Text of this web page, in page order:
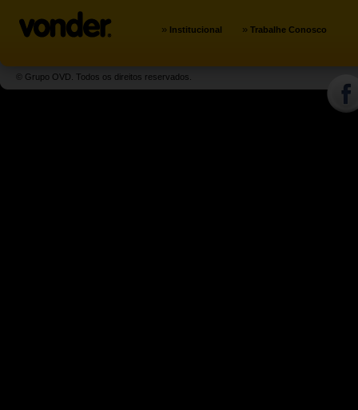
» Institucional » Trabalhe Conosco
© Grupo OVD. Todos os direitos reservados.